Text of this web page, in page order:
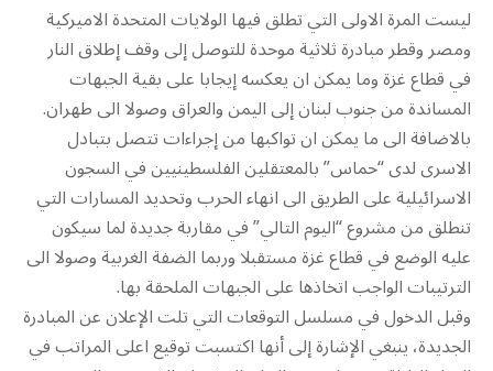
ليست المرة الاولى التي تطلق فيها الولايات المتحدة الاميركية
ومصر وقطر مبادرة ثلاثية موحدة للتوصل إلى وقف إطلاق النار
في قطاع غزة وما يمكن ان يعكسه إيجابا على بقية الجبهات
المساندة من جنوب لبنان إلى اليمن والعراق وصولا الى طهران.
بالاضافة الى ما يمكن ان تواكبها من إجراءات تتصل بتبادل
الاسرى لدى “حماس” بالمعتقلين الفلسطينيين في السجون
الاسرائيلية على الطريق الى انهاء الحرب وتحديد المسارات التي
تنطلق من مشروع “اليوم التالي” في مقاربة جديدة لما سيكون
عليه الوضع في قطاع غزة مستقبلا وربما الضفة الغربية وصولا الى
الترتيبات الواجب اتخاذها على الجبهات الملحقة بها.
وقبل الدخول في مسلسل التوقعات التي تلت الإعلان عن المبادرة
الجديدة، ينبغي الإشارة إلى أنها اكتسبت توقيع اعلى المراتب في